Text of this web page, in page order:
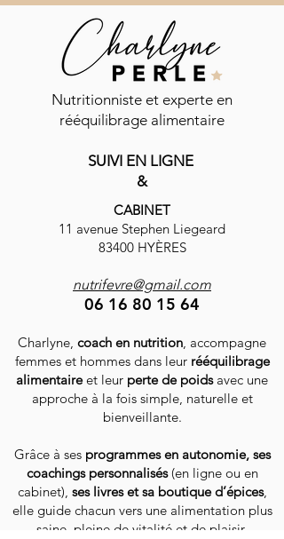
Nutritionniste et experte en
rééquilibrage alimentaire
SUIVI EN LIGNE
&
CABINET
11 avenue Stephen Liegeard
83400 HYÈRES
nutrifevre@gmail.com
06 16 80 15 64
Charlyne, coach en nutrition, accompagne
femmes et hommes dans leur rééquilibrage
alimentaireet leur perte de poidsavec une
approche à la fois simple, naturelle et
bienveillante.
Grâce à ses programmes en autonomie, ses
coachings personnalisés(en ligne ou en
cabinet), ses livres et sa boutique d’épices,
elle guide chacun vers une alimentation plus
saine, pleine de vitalité et de plaisir.